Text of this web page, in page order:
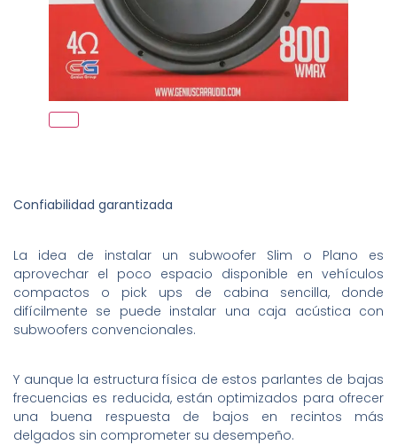
Confiabilidad garantizada
La idea de instalar un subwoofer Slim o Plano es
aprovechar el poco espacio disponible en vehículos
compactos o pick ups de cabina sencilla, donde
difícilmente se puede instalar una caja acústica con
subwoofers convencionales.
Y aunque la estructura física de estos parlantes de bajas
frecuencias es reducida, están optimizados para ofrecer
una buena respuesta de bajos en recintos más
delgados sin comprometer su desempeño.